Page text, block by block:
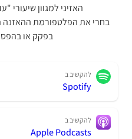
האזיני למגוון
בחרי את הפלטפורמת ההאזנה
בפקק או
להקשיב ב
Spotify
להקשיב ב
Apple Podcasts